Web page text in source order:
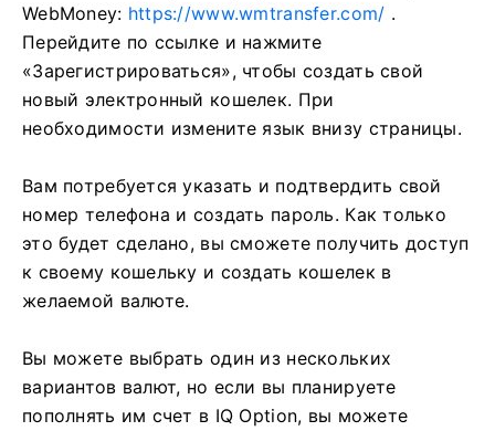
WebMoney: https://www.wmtransfer.com/ .
Перейдите по ссылке и нажмите
«Зарегистрироваться», чтобы создать свой
новый электронный кошелек. При
необходимости измените язык внизу страницы.
Вам потребуется указать и подтвердить свой
номер телефона и создать пароль. Как только
это будет сделано, вы сможете получить доступ
к своему кошельку и создать кошелек в
желаемой валюте.
Вы можете выбрать один из нескольких
вариантов валют, но если вы планируете
пополнять им счет в IQ Option, вы можете